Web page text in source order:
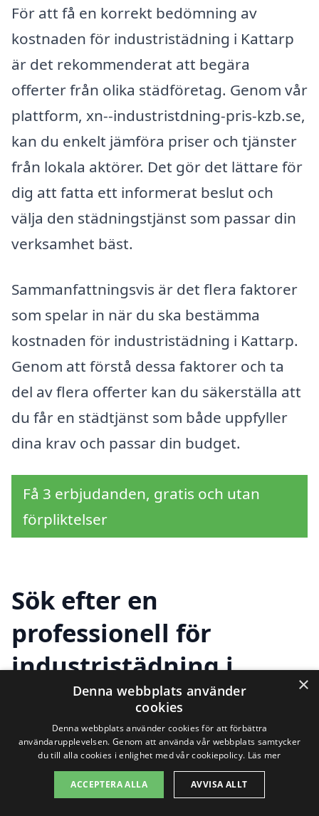
För att få en korrekt bedömning av
kostnaden för industristädning i Kattarp
är det rekommenderat att begära
offerter från olika städföretag. Genom vår
plattform, xn--industristdning-pris-kzb.se,
kan du enkelt jämföra priser och tjänster
från lokala aktörer. Det gör det lättare för
dig att fatta ett informerat beslut och
välja den städningstjänst som passar din
verksamhet bäst.
Sammanfattningsvis är det flera faktorer
som spelar in när du ska bestämma
kostnaden för industristädning i Kattarp.
Genom att förstå dessa faktorer och ta
del av flera offerter kan du säkerställa att
du får en städtjänst som både uppfyller
dina krav och passar din budget.
Få 3 erbjudanden, gratis och utan
förpliktelser
Sök efter en
professionell för
industristädning i
andra städer nära
Kattarp
Att hitta rätt hjälp för
industristädning i
×
Denna webbplats använder
cookies
Denna webbplats använder cookies för att förbättra
användarupplevelsen. Genom att använda vår webbplats samtycker
du till alla cookies i enlighet med vår cookiepolicy. Läs mer
ACCEPTERA ALLA AVVISA ALLT